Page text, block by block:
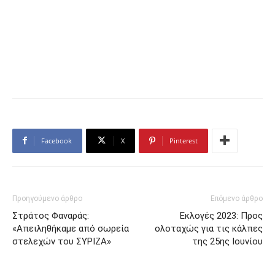
Facebook X Pinterest
Προηγούμενο άρθρο
Στράτος Φαναράς:
«Απειληθήκαμε από σωρεία
στελεχών του ΣΥΡΙΖΑ»
Επόμενο άρθρο
Εκλογές 2023: Προς
ολοταχώς για τις κάλπες
της 25ης Ιουνίου